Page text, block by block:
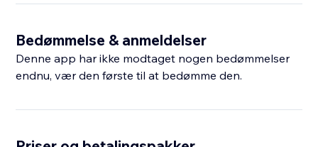
Bedømmelse & anmeldelser
Denne app har ikke modtaget nogen bedømmelser
endnu, vær den første til at bedømme den.